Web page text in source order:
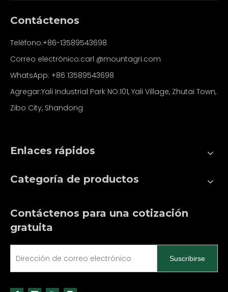
Contáctenos
Teléfono:+86-13589543698
Correo electrónico:carl @mountagri.com
WhatsApp: +86 13589543698
Agregar:Yali Industrial Park NO.101, Yali Village, Zhutai Town,
Zibo City, Shandong
Enlaces rápidos
Categoría de productos
Contáctenos para una cotización
gratuita
Suscribirse